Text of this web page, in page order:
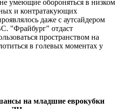
умеющие обороняться в низком
и контратакующих
даже с аутсайдером
"Фрайбург" отдаст
пространством на
в голевых моментах у
на младшие еврокубки